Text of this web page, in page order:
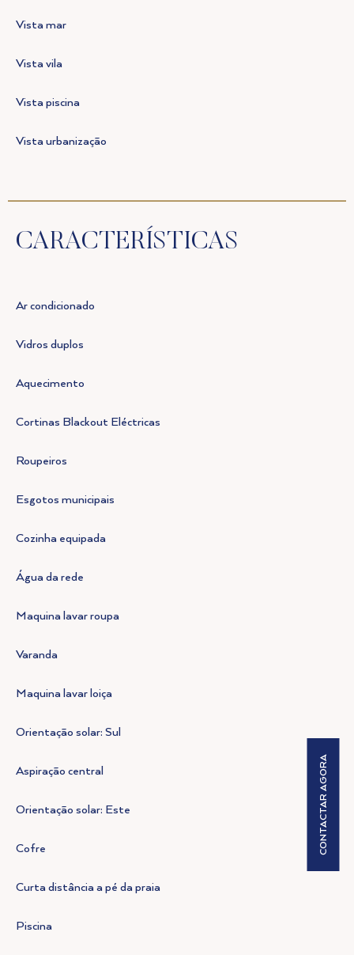
Vista mar
Vista vila
Vista piscina
Vista urbanização
CARACTERÍSTICAS
Ar condicionado
Vidros duplos
Aquecimento
Cortinas Blackout Eléctricas
Roupeiros
Esgotos municipais
Cozinha equipada
Água da rede
Maquina lavar roupa
Varanda
Maquina lavar loiça
Orientação solar: Sul
Aspiração central
Orientação solar: Este
Cofre
Curta distância a pé da praia
Piscina
CONTACTAR AGORA